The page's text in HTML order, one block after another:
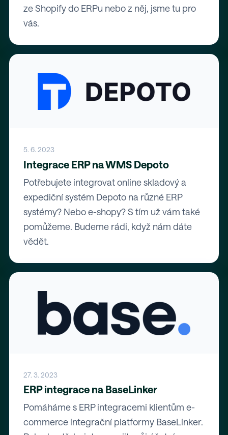
ze Shopify do ERPu nebo z něj, jsme tu pro
vás.
5. 6. 2023
Integrace ERP na WMS Depoto
Potřebujete integrovat online skladový a
expediční systém Depoto na různé ERP
systémy? Nebo e-shopy? S tím už vám také
pomůžeme. Budeme rádi, když nám dáte
vědět.
27. 3. 2023
ERP integrace na BaseLinker
Pomáháme s ERP integracemi klientům e-
commerce integrační platformy BaseLinker.